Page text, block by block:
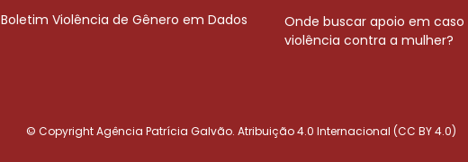
Boletim Violência de Gênero em Dados
Onde buscar apoio em caso
violência contra a mulher?
© Copyright Agência Patrícia Galvão. Atribuição 4.0 Internacional (CC BY 4.0)